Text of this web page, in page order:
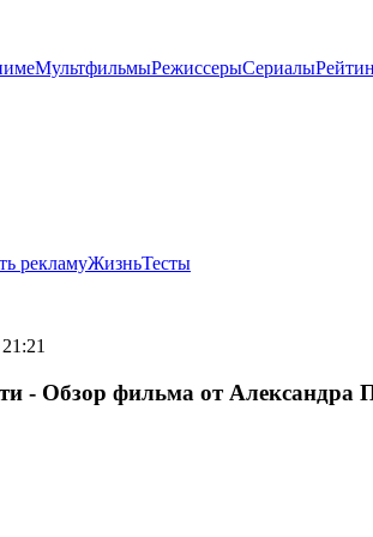
МультфильмыРежиссерыСериалы
рекламуЖизньТесты
- Обзор фильма от Александра